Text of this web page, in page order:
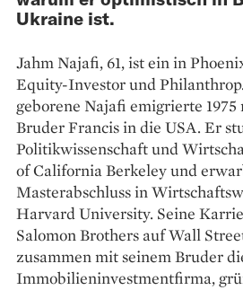
Ukraine ist.
Jahm Najafi, 61, ist ein in
Equity-Investor und
geborene Najafi emigrierte
Bruder Francis in die USA. Er
Politikwissenschaft und
of California Berkeley und
Masterabschluss in
Harvard University. Seine
Salomon Brothers auf Wall
zusammen mit seinem Bruder
Immobilieninvestmentfirma,